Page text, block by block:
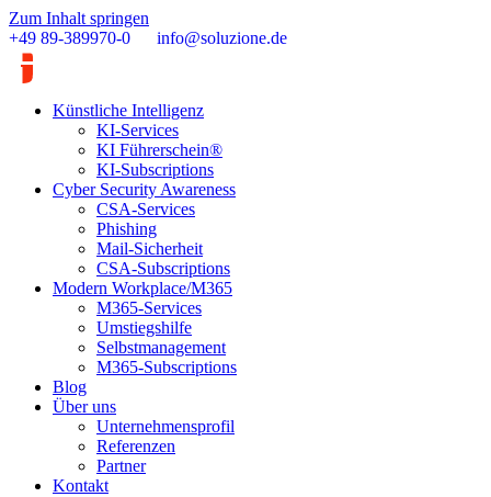
Zum Inhalt springen
+49 89-389970-0
info@soluzione.de
Künstliche Intelligenz
KI-Services
KI Führerschein®
KI-Subscriptions
Cyber Security Awareness
CSA-Services
Phishing
Mail-Sicherheit
CSA-Subscriptions
Modern Workplace/M365
M365-Services
Umstiegshilfe
Selbstmanagement
M365-Subscriptions
Blog
Über uns
Unternehmensprofil
Referenzen
Partner
Kontakt